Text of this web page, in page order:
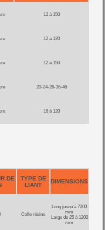
12 à 150
12 à 120
12 à 150
20-24-26-36-46
16 à 120
DE
TYPE DE
LIANT
DIMENSIONS
Colle résine
Long jusqu'à 7200
mm
Large de 25 à 1200
mm